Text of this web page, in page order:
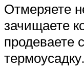
Отмеряете
зачищаете
продеваете